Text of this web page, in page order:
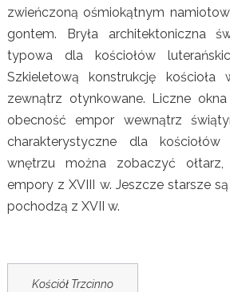
zwieńczoną ośmiokątnym
gontem. Bryła architektoniczna
typowa dla kościołów
Szkieletową konstrukcję kościoła
zewnątrz otynkowane. Liczne
obecność empor wewnątrz
charakterystyczne dla kościołów
wnętrzu można zobaczyć
empory z XVIII w. Jeszcze starsze
pochodzą z XVII w.
Kościół Trzcinno